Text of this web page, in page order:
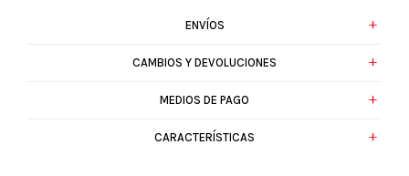
ENVÍOS
CAMBIOS Y DEVOLUCIONES
MEDIOS DE PAGO
CARACTERÍSTICAS